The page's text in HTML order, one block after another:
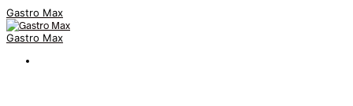
Gastro Max
Gastro Max